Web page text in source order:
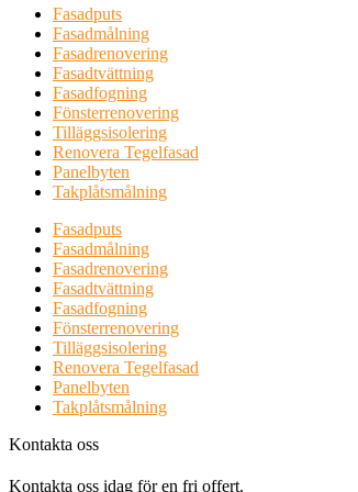
Fasadputs
Fasadmålning
Fasadrenovering
Fasadtvättning
Fasadfogning
Fönsterrenovering
Tilläggsisolering
Renovera Tegelfasad
Panelbyten
Takplåtsmålning
Fasadputs
Fasadmålning
Fasadrenovering
Fasadtvättning
Fasadfogning
Fönsterrenovering
Tilläggsisolering
Renovera Tegelfasad
Panelbyten
Takplåtsmålning
Kontakta oss
Kontakta oss idag för en fri offert.